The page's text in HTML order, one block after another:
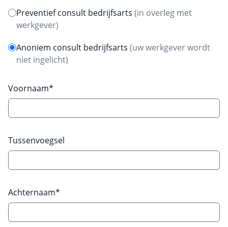
Preventief consult bedrijfsarts (in overleg met
werkgever)
Anoniem consult bedrijfsarts (uw werkgever wordt
niet ingelicht)
Voornaam*
Tussenvoegsel
Achternaam*